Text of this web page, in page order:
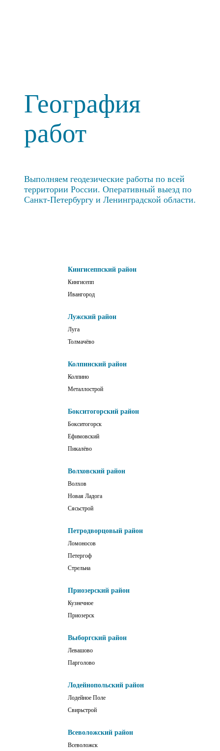
География
работ
Выполняем геодезические работы по всей
территории России. Оперативный выезд по
Санкт-Петербургу и Ленинградской области.
Кингисеппский район
Кингисепп
Ивангород
Лужский район
Луга
Толмачёво
Колпинский район
Колпино
Металлострой
Бокситогорский район
Бокситогорск
Ефимовский
Пикалёво
Волховский район
Волхов
Новая Ладога
Сясьстрой
Петродворцовый район
Ломоносов
Петергоф
Стрельна
Приозерский район
Кузнечное
Приозерск
Выборгский район
Левашово
Парголово
Лодейнопольский район
Лодейное Поле
Свирьстрой
Всеволожский район
Всеволожск